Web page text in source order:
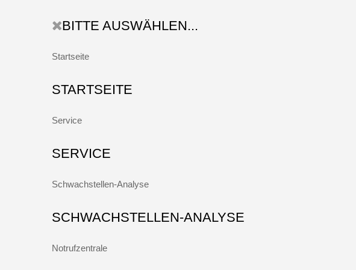
BITTE AUSWÄHLEN...
Startseite
STARTSEITE
Service
SERVICE
Schwachstellen-Analyse
SCHWACHSTELLEN-ANALYSE
Notrufzentrale